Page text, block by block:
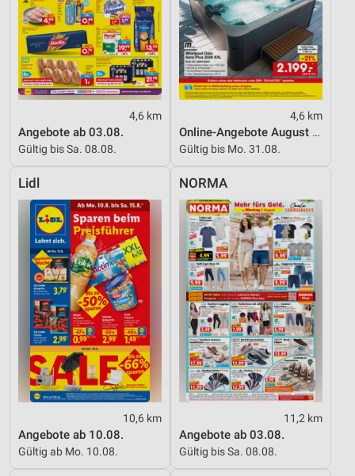
4,6 km
Angebote ab 03.08.
Gültig bis Sa. 08.08.
4,6 km
Online-Angebote August 2026
Gültig bis Mo. 31.08.
Lidl
10,6 km
Angebote ab 10.08.
Gültig ab Mo. 10.08.
NORMA
11,2 km
Angebote ab 03.08.
Gültig bis Sa. 08.08.